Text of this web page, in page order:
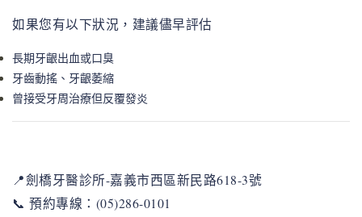
如果您有以下狀況，建議儘早評估
長期牙齦出血或口臭
牙齒動搖、牙齦萎縮
曾接受牙周治療但反覆發炎
📍劍橋牙醫診所-嘉義市西區新民路618-3號
📞 預約專線：(05)286-0101